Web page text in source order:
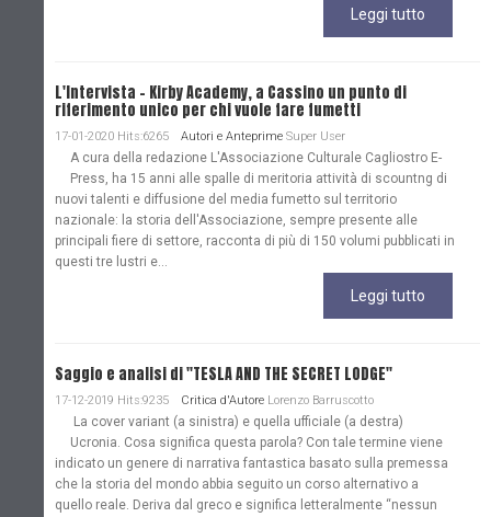
Leggi tutto
L'Intervista - Kirby Academy, a Cassino un punto di
riferimento unico per chi vuole fare fumetti
17-01-2020 Hits:6265 Autori e Anteprime Super User
A cura della redazione L'Associazione Culturale Cagliostro E-
Press, ha 15 anni alle spalle di meritoria attività di scountng di
nuovi talenti e diffusione del media fumetto sul territorio
nazionale: la storia dell'Associazione, sempre presente alle
principali fiere di settore, racconta di più di 150 volumi pubblicati in
questi tre lustri e...
Leggi tutto
Saggio e analisi di "TESLA AND THE SECRET LODGE"
17-12-2019 Hits:9235 Critica d'Autore Lorenzo Barruscotto
La cover variant (a sinistra) e quella ufficiale (a destra)
Ucronia. Cosa significa questa parola? Con tale termine viene
indicato un genere di narrativa fantastica basato sulla premessa
che la storia del mondo abbia seguito un corso alternativo a
quello reale. Deriva dal greco e significa letteralmente “nessun